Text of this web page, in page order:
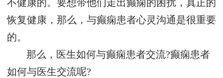
不健康的。要想带他们走出癫痫的困扰，真正的
恢复健康，那么，与癫痫患者心灵沟通是很重要
的。
那么，医生如何与癫痫患者交流?癫痫患者
如何与医生交流呢?